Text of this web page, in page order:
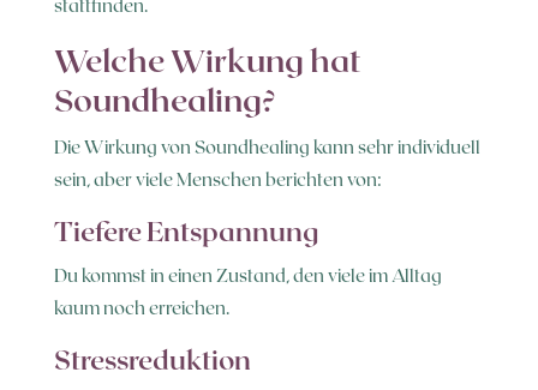
stattfinden.
Welche Wirkung hat
Soundhealing?
Die Wirkung von Soundhealing kann sehr individuell
sein, aber viele Menschen berichten von:
Tiefere Entspannung
Du kommst in einen Zustand, den viele im Alltag
kaum noch erreichen.
Stressreduktion